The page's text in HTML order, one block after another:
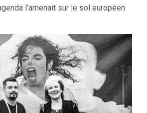
l’amenait sur le sol européen